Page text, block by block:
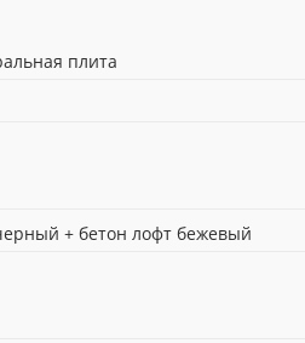
плита
+ бетон лофт бежевый